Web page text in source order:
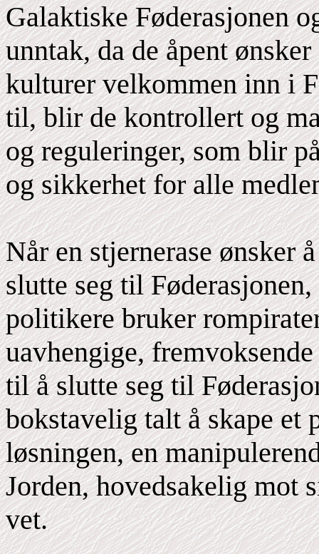
Galaktiske Føderasjonen
unntak, da de åpent
kulturer velkommen inn i
til, blir de kontrollert og
og reguleringer, som blir
og sikkerhet for alle
Når en stjernerase ønsker
slutte seg til
politikere bruker
uavhengige,
til å slutte seg til
bokstavelig talt å skape et
løsningen, en
Jorden, hovedsakelig mot
vet.